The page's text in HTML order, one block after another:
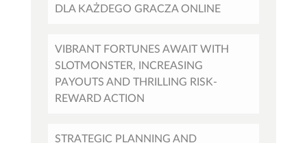
DLA KAŻDEGO GRACZA ONLINE
VIBRANT FORTUNES AWAIT WITH
SLOTMONSTER, INCREASING
PAYOUTS AND THRILLING RISK-
REWARD ACTION
STRATEGIC PLANNING AND